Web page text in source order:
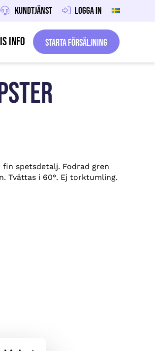
Kundtjänst Logga in
info Starta försäljning
spetsdetalj. Fodrad gren
Tvättas i 60°. Ej torktumling.